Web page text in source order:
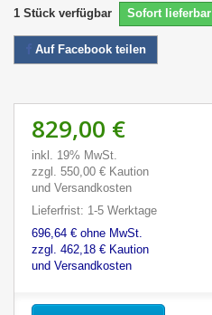
1 Stück verfügbar Sofort lieferbar
Auf Facebook teilen
829,00 €
inkl. 19% MwSt.
zzgl. 550,00 € Kaution
und Versandkosten
Lieferfrist: 1-5 Werktage
696,64 € ohne MwSt.
zzgl. 462,18 € Kaution
und Versandkosten